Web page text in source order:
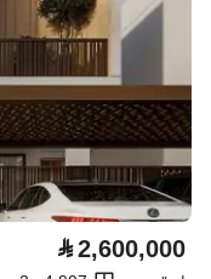
⃁2,600,000